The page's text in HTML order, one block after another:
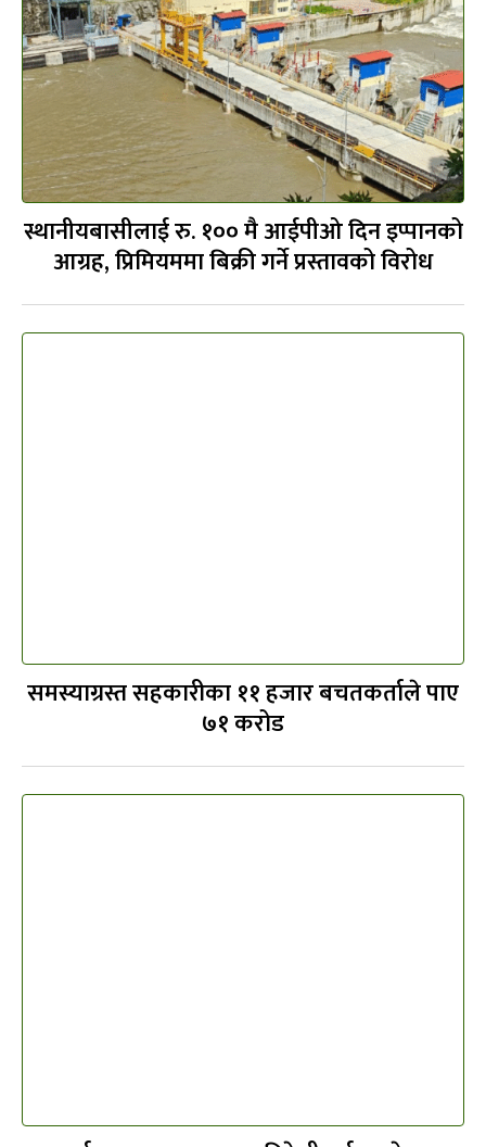
स्थानीयबासीलाई रु. १०० मै आईपीओ दिन इप्पानको
आग्रह, प्रिमियममा बिक्री गर्ने प्रस्तावको विरोध
समस्याग्रस्त सहकारीका ११ हजार बचतकर्ताले पाए
७१ करोड